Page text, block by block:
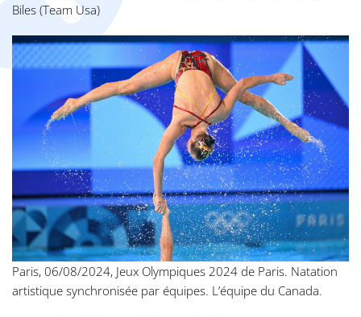
Biles (Team Usa)
Paris, 06/08/2024, Jeux Olympiques 2024 de Paris. Natation
artistique synchronisée par équipes. L’équipe du Canada.